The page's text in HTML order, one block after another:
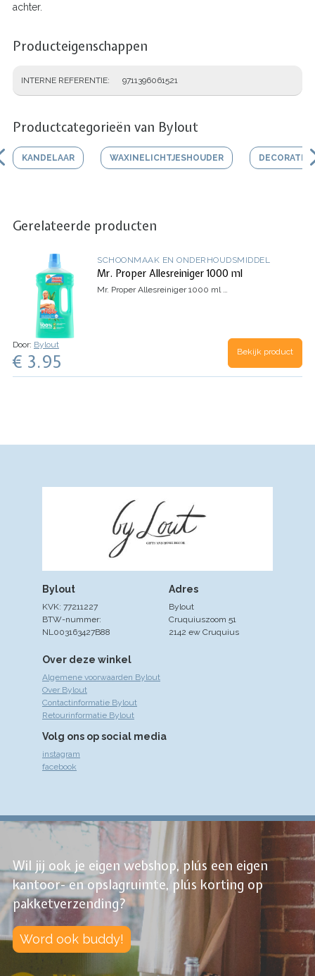
achter.
Producteigenschappen
INTERNE REFERENTIE 9711396061521
Productcategorieën van Bylout
KANDELAAR WAXINELICHTJESHOUDER
Gerelateerde producten
SCHOONMAAK EN ONDERHOUDSMIDDEL
Mr. Proper Allesreiniger 1000 ml
Mr. Proper Allesreiniger 1000 ml…
Door: Bylout
€ 3.95 Bekijk product
Over deze winkel
Algemene voorwaarden Bylout
Over Bylout
Contactinformatie Bylout
Retourinformatie Bylout
Volg ons op social media
instagram
facebook
Adres
Bylout
Cruquiuszoom 51
2142 ew Cruquius
Bylout
KVK: 77211227
BTW-nummer:
NL003163427B88
Wil jij ook je eigen webshop, plús een eigen
kantoor- en opslagruimte, plús korting op
pakketverzending?
Word ook buddy!